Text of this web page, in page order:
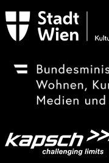
Subventionsgeber